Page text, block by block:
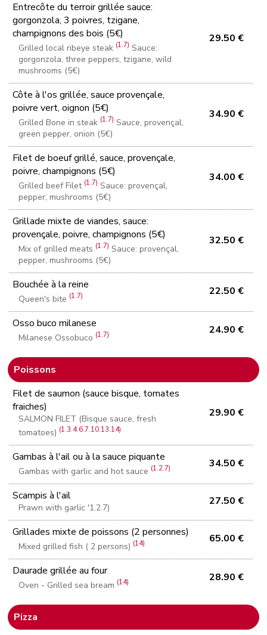
Entrecôte du terroir grillée sauce:
gorgonzola, 3 poivres, tzigane,
champignons des bois (5€)
Grilled local ribeye steak (1.7) Sauce:
gorgonzola, three peppers, tzigane, wild
mushrooms (5€)
29.50 €
Côte à l'os grillée, sauce provençale,
poivre vert, oignon (5€)
Grilled Bone in steak (1.7) Sauce, provençal,
green pepper, onion (5€)
34.90 €
Filet de boeuf grillé, sauce, provençale,
poivre, champignons (5€)
Grilled beef Filet (1.7) Sauce: provençal,
pepper, mushrooms (5€)
34.00 €
Grillade mixte de viandes, sauce:
provençale, poivre, champignons (5€)
Mix of grilled meats (1.7) Sauce: provençal,
pepper, mushrooms (5€)
32.50 €
Bouchée à la reine
Queen's bite (1.7) 22.50 €
Osso buco milanese
Milanese Ossobuco (1.7) 24.90 €
Poissons
Filet de saumon (sauce bisque, tomates
fraiches)
SALMON FILET (Bisque sauce, fresh
tomatoes) (1.3.4.6.7.10.13.14)
29.90 €
Gambas à l'ail ou à la sauce piquante
Gambas with garlic and hot sauce (1.2.7) 34.50 €
Scampis à l'ail
Prawn with garlic '1.2.7)
27.50 €
Grillades mixte de poissons (2 personnes)
Mixed grilled fish ( 2 persons) (14) 65.00 €
Daurade grillée au four
Oven - Grilled sea bream (14) 28.90 €
Pizza